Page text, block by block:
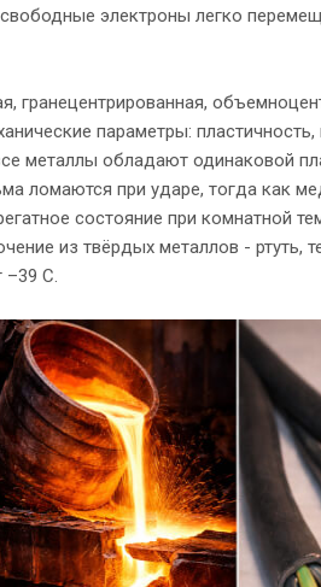
электроны легко
гранецентрированная,
параметры: пластичность,
металлы обладают одинаковой
ломаются при ударе, тогда как
состояние при комнатной
из твёрдых металлов - ртуть,
–39 C.